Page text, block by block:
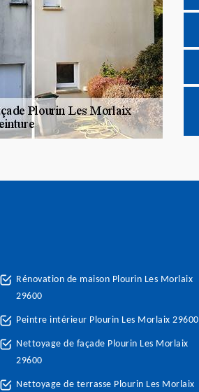
Rénovation de maison Plourin Les Morlaix
29600
Peintre intérieur Plourin Les Morlaix 29600
Nettoyage de façade Plourin Les Morlaix
29600
Nettoyage de terrasse Plourin Les Morlaix